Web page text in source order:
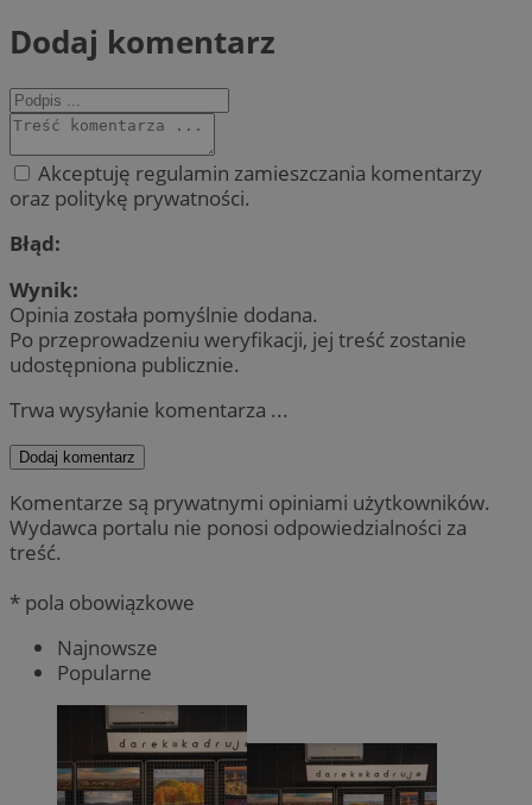
Dodaj komentarz
Akceptuję regulamin zamieszczania komentarzy
oraz politykę prywatności.
Błąd:
Wynik:
Opinia została pomyślnie dodana.
Po przeprowadzeniu weryfikacji, jej treść zostanie
udostępniona publicznie.
Trwa wysyłanie komentarza ...
Dodaj komentarz
Komentarze są prywatnymi opiniami użytkowników.
Wydawca portalu nie ponosi odpowiedzialności za
treść.
* pola obowiązkowe
Najnowsze
Popularne